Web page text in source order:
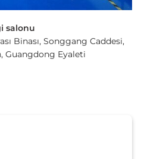
salonu
Binası, Songgang Caddesi,
Guangdong Eyaleti